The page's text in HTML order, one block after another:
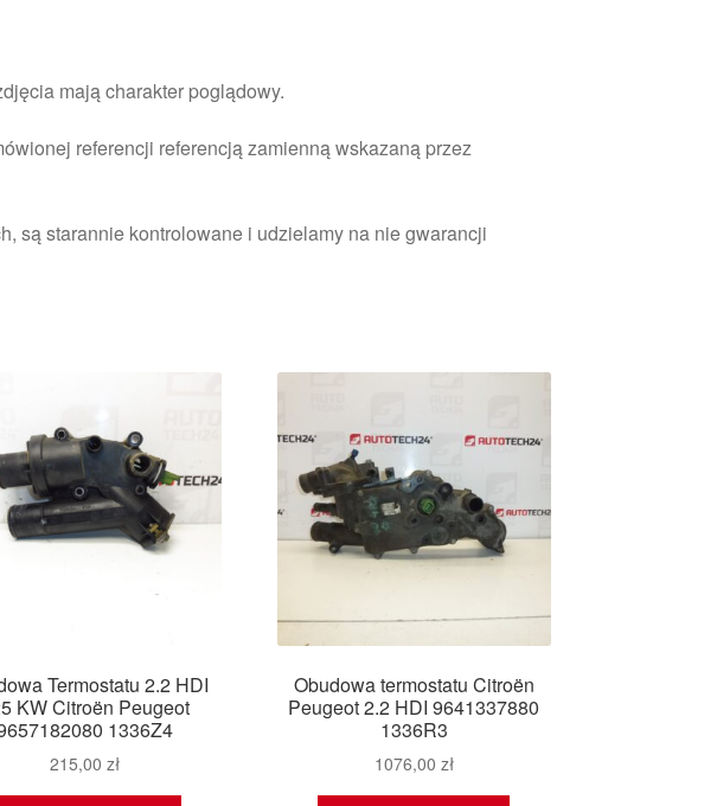
mają charakter poglądowy.
referencji referencją zamienną wskazaną przez
są starannie kontrolowane i udzielamy na nie gwarancji
Termostatu 2.2 HDI
KW Citroën Peugeot
1336Z4
215,00zł
Obudowa termostatu Citroën
Peugeot 2.2 HDI 9641337880
1336R3
1076,00 zł